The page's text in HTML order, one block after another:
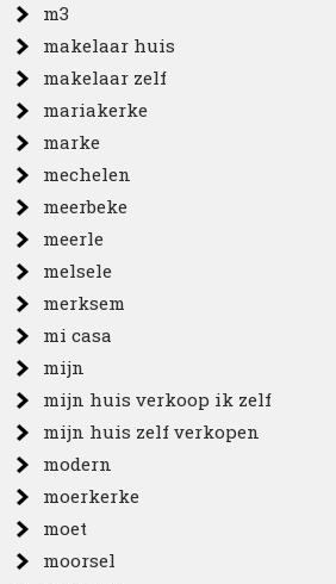
m3
makelaar huis
makelaar zelf
mariakerke
marke
mechelen
meerbeke
meerle
melsele
merksem
mi casa
mijn
mijn huis verkoop ik zelf
mijn huis zelf verkopen
modern
moerkerke
moet
moorsel